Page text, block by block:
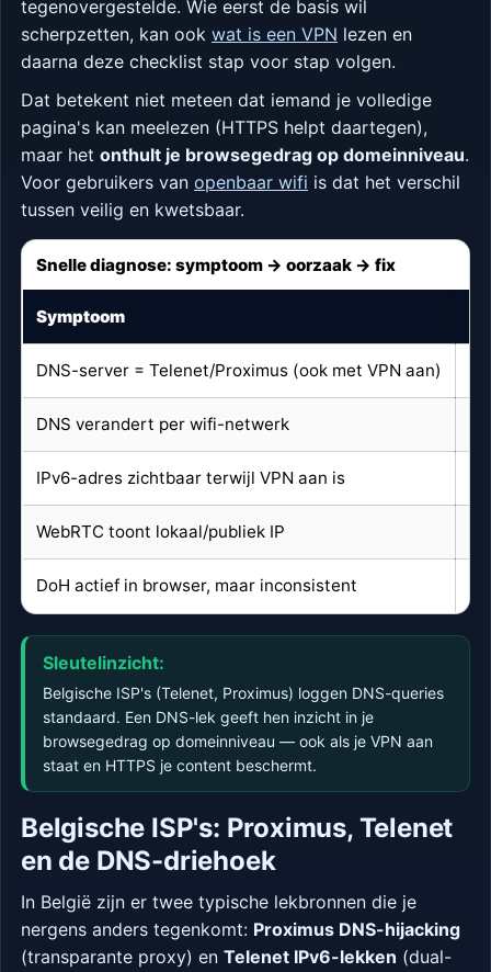
tegenovergestelde. Wie eerst de basis wil
scherpzetten, kan ook wat is een VPN lezen en
daarna deze checklist stap voor stap volgen.
Dat betekent niet meteen dat iemand je volledige
pagina's kan meelezen (HTTPS helpt daartegen),
maar het onthult je browsegedrag op domeinniveau.
Voor gebruikers van openbaar wifi is dat het verschil
tussen veilig en kwetsbaar.
Snelle diagnose: symptoom → oorzaak → fix
Symptoom
DNS-server = Telenet/Proximus (ook met VPN aan)
DNS verandert per wifi-netwerk
IPv6-adres zichtbaar terwijl VPN aan is
WebRTC toont lokaal/publiek IP
DoH actief in browser, maar inconsistent
Sleutelinzicht:
Belgische ISP's (Telenet, Proximus) loggen DNS-queries
standaard. Een DNS-lek geeft hen inzicht in je
browsegedrag op domeinniveau — ook als je VPN aan
staat en HTTPS je content beschermt.
Belgische ISP's: Proximus, Telenet
en de DNS-driehoek
In België zijn er twee typische lekbronnen die je
nergens anders tegenkomt: Proximus DNS-hijacking
(transparante proxy) en Telenet IPv6-lekken (dual-